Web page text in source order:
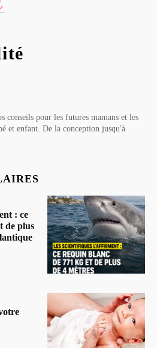
conseils pour les futures mamans et les
et enfant. De la conception jusqu'à
: ce
de plus